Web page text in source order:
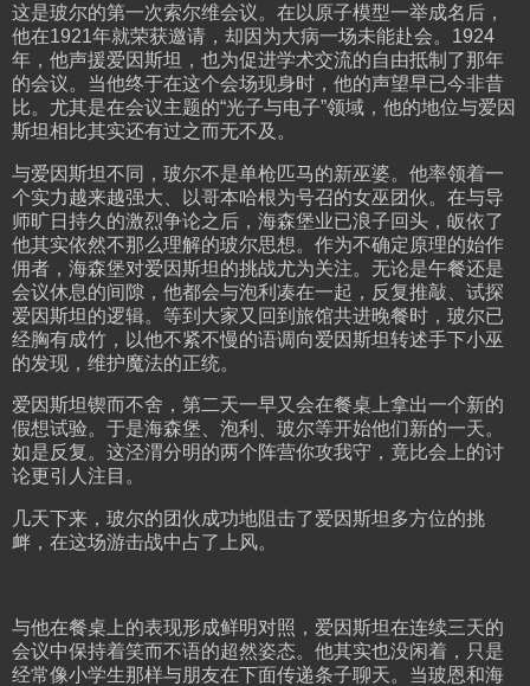
这是玻尔的第一次索尔维会议。在以原子模型一举成名后，
他在1921年就荣获邀请，却因为大病一场未能赴会。1924
年，他声援爱因斯坦，也为促进学术交流的自由抵制了那年
的会议。当他终于在这个会场现身时，他的声望早已今非昔
比。尤其是在会议主题的“光子与电子”领域，他的地位与爱因
斯坦相比其实还有过之而无不及。
与爱因斯坦不同，玻尔不是单枪匹马的新巫婆。他率领着一
个实力越来越强大、以哥本哈根为号召的女巫团伙。在与导
师旷日持久的激烈争论之后，海森堡业已浪子回头，皈依了
他其实依然不那么理解的玻尔思想。作为不确定原理的始作
佣者，海森堡对爱因斯坦的挑战尤为关注。无论是午餐还是
会议休息的间隙，他都会与泡利凑在一起，反复推敲、试探
爱因斯坦的逻辑。等到大家又回到旅馆共进晚餐时，玻尔已
经胸有成竹，以他不紧不慢的语调向爱因斯坦转述手下小巫
的发现，维护魔法的正统。
爱因斯坦锲而不舍，第二天一早又会在餐桌上拿出一个新的
假想试验。于是海森堡、泡利、玻尔等开始他们新的一天。
如是反复。这泾渭分明的两个阵营你攻我守，竟比会上的讨
论更引人注目。
几天下来，玻尔的团伙成功地阻击了爱因斯坦多方位的挑
衅，在这场游击战中占了上风。
与他在餐桌上的表现形成鲜明对照，爱因斯坦在连续三天的
会议中保持着笑而不语的超然姿态。他其实也没闲着，只是
经常像小学生那样与朋友在下面传递条子聊天。当玻恩和海